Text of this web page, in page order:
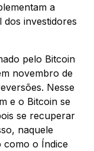
a
dos investidores
pelo Bitcoin
novembro de
Nesse
e o Bitcoin se
se recuperar
naquele
como o Índice